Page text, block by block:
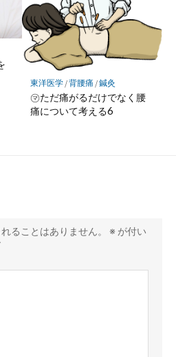
東洋医学/背腰痛 /鍼灸
㋮ただ痛がるだけでなく腰
痛について考える6
ることはありません。 ※ が付い